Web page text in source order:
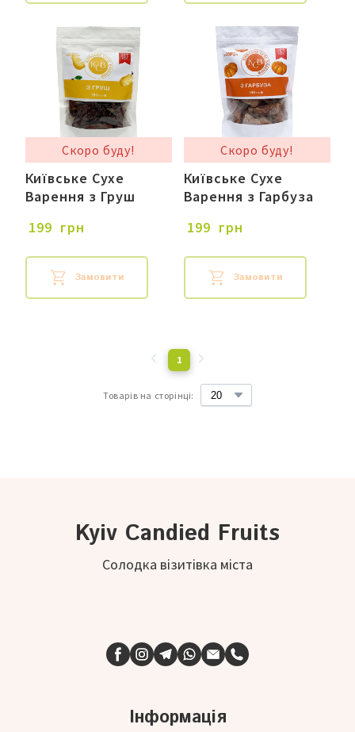
Скоро буду!
Київське Сухе
Варення з Груш
199  грн
Замовити
Скоро буду!
Київське Сухе
Варення з Гарбуза
199  грн
Замовити
Товарів на сторінці:
1
Kyiv Candied Fruits
Солодка візитівка міста
Інформація